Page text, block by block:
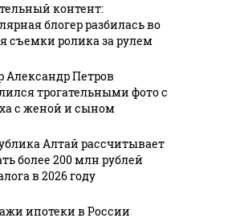
контент:
блогер разбилась во
съемки ролика за рулем
Александр Петров
трогательными фото с
с женой и сыном
Алтай рассчитывает
более 200 млн рублей
в 2026 году
ипотеки в России